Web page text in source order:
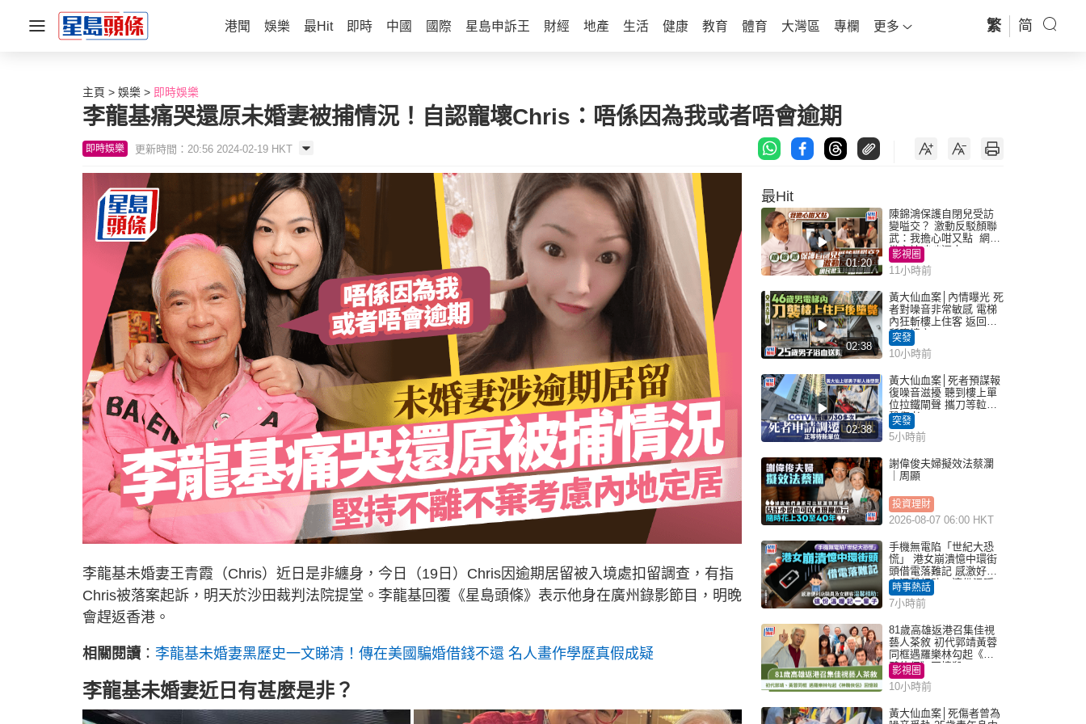
港聞 娛樂 最Hit 即時 中國 國際 星島申訴王 財經 地產 生活 健康 教育 體育 大灣區 專欄 更多 繁 简
主頁 娛樂 即時娛樂
李龍基痛哭還原未婚妻被捕情況！自認寵壞Chris：唔係因為我或者唔會逾期
即時娛樂 更新時間：20:56 2024-02-19 HKT
李龍基未婚妻王青霞（Chris）近日是非纏身，今日（19日）Chris因逾期居留被入境處扣留調查，有指
Chris被落案起訴，明天於沙田裁判法院提堂。李龍基回覆《星島頭條》表示他身在廣州錄影節目，明晚
會趕返香港。
相關閱讀 ： 李龍基未婚妻黑歷史一文睇清！傳在美國騙婚借錢不還 名人畫作學歷真假成疑
李龍基未婚妻近日有甚麼是非？
最Hit
01:20
陳錦鴻保護自閉兒受訪
變嗌交？ 激動反駁顏聯
武：我擔心咁又點 網民
批主持咄咄逼人
影視圈
11小時前
02:38
黃大仙血案│內情曝光 死
者對噪音非常敏感 電梯
內狂斬樓上住客 返回住
所墮樓亡
突發
10小時前
02:38
黃大仙血案│死者預謀報
復噪音滋擾 聽到樓上單
位拉鐵閘聲 攜刀等𨋢伏
擊傷者
突發
5小時前
謝偉俊夫婦擬效法蔡瀾
｜周顯
投資理財
2026-08-07 06:00 HKT
手機無電陷「世紀大恐
慌」 港女崩潰憶中環街
頭借電落難記 感激好心
人溫馨相助：這份溫暖
記一輩子｜Juicy叮
時事熱話
7小時前
81歲高雄返港召集佳視
藝人茶敘 初代郭靖黃蓉
同框遇羅樂林勾起《神
鵰俠侶》回憶殺
影視圈
10小時前
黃大仙血案│死傷者曾為